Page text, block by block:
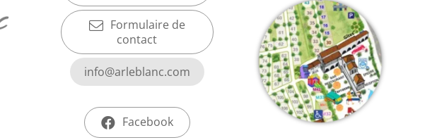
Formulaire de
contact
info@arleblanc.com
Facebook